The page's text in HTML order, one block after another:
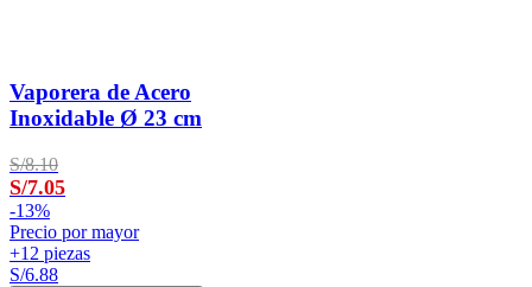
Vaporera de Acero
Inoxidable Ø 23 cm
S/8.10
S/7.05
-13%
Precio por mayor
+12 piezas
S/6.88